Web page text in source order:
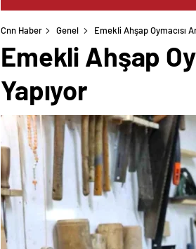
Cnn Haber Genel Emekli Ahşap Oymacısı
Emekli Ahşap
Yapıyor